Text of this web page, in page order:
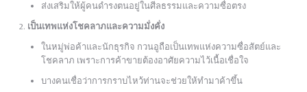
ส่งเสริมให้ผู้คนดำรงตนอยู่ในศีลธรรมและความซื่อตรง
เป็นเทพแห่งโชคลาภและความมั่งคั่ง
ในหมู่พ่อค้าและนักธุรกิจ กวนอูถือเป็นเทพแห่งความซื่อสัตย์และ
โชคลาภ เพราะการค้าขายต้องอาศัยความไว้เนื้อเชื่อใจ
บางคนเชื่อว่าการกราบไหว้ท่านจะช่วยให้ทำมาค้าขึ้น